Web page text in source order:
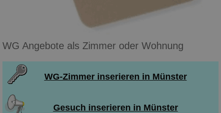
WG Angebote als Zimmer oder Wohnung
WG-Zimmer inserieren in Münster
Gesuch inserieren in Münster